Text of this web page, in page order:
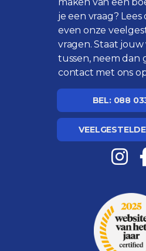
je een vraag? Lees
even onze
vragen. Staat
tussen, neem dan
contact met ons
BEL: 088